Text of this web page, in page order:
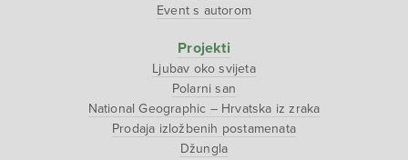
Event s autorom
Projekti
Ljubav oko svijeta
Polarni san
National Geographic – Hrvatska iz zraka
Prodaja izložbenih postamenata
Džungla